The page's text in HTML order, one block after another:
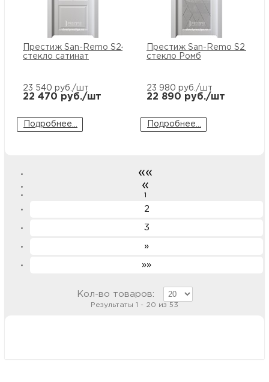
Престиж San-Remo S24 ПО
стекло сатинат
23 540 руб./шт
22 470 руб./шт
Подробнее...
Престиж San-Remo S2 ПО
стекло Ромб
23 980 руб./шт
22 890 руб./шт
Подробнее...
««
«
1
2
3
»
»»
Кол-во товаров:
Результаты 1 - 20 из 53